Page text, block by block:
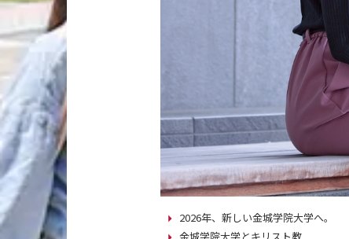
2026年、新しい金城学院大学へ。